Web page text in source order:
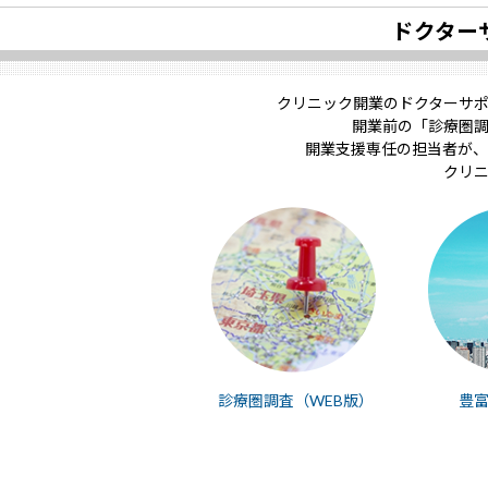
ドクタ
クリニック開業のドクターサ
開業前の「診療圏
開業支援専任の担当者が
クリ
診療圏調査（WEB版） 豊